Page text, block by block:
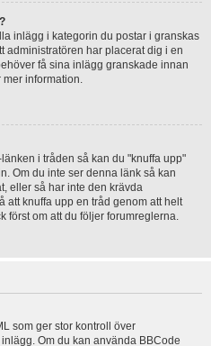
inlägg i kategorin du postar i granskas
administratören har placerat dig i en
få sina inlägg granskade innan
mer information.
i tråden så kan du "knuffa upp"
Om du inte ser denna länk så kan
eller så har inte den krävda
att knuffa upp en tråd genom att helt
först om att du följer forumreglerna.
som ger stor kontroll över
Om du kan använda BBCode